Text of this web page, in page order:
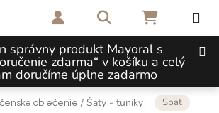
správny produkt Mayoral s
zdarma“ v košíku a celý
doručíme úplne zadarmo
Hľadať NÁKUPNÝ
oblečenie / Šaty - tuniky Späť